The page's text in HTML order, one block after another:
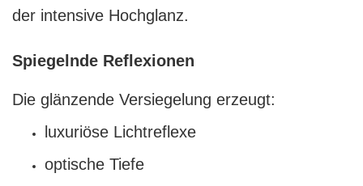
der intensive Hochglanz.
Spiegelnde Reflexionen
Die glänzende Versiegelung erzeugt:
luxuriöse Lichtreflexe
optische Tiefe